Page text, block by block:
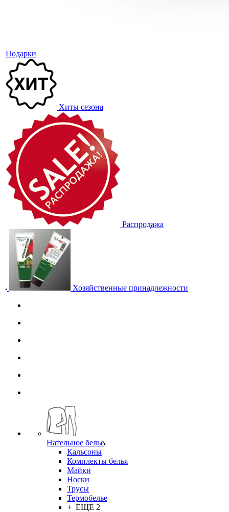
Подарки
Хиты сезона
Распродажа
Хозяйственные принадлежности
Нательное белье
Кальсоны
Комплекты белья
Майки
Носки
Трусы
Термобелье
+ ЕЩЕ 2